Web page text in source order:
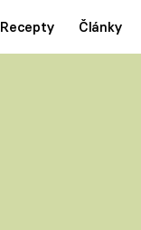
Recepty Články